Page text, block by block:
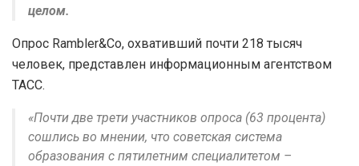
целом.
Опрос Rambler&Co, охвативший почти 218 тысяч
человек, представлен информационным агентством
ТАСС.
«Почти две трети участников опроса (63 процента)
сошлись во мнении, что советская система
образования с пятилетним специалитетом –